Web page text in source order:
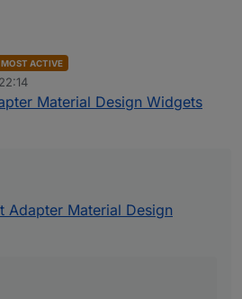
Adapter Material Design Widgets
hatte ich doch geschrieben, dass ich
MOST ACTIVE
Material Design Widgets
Adapter Material Design